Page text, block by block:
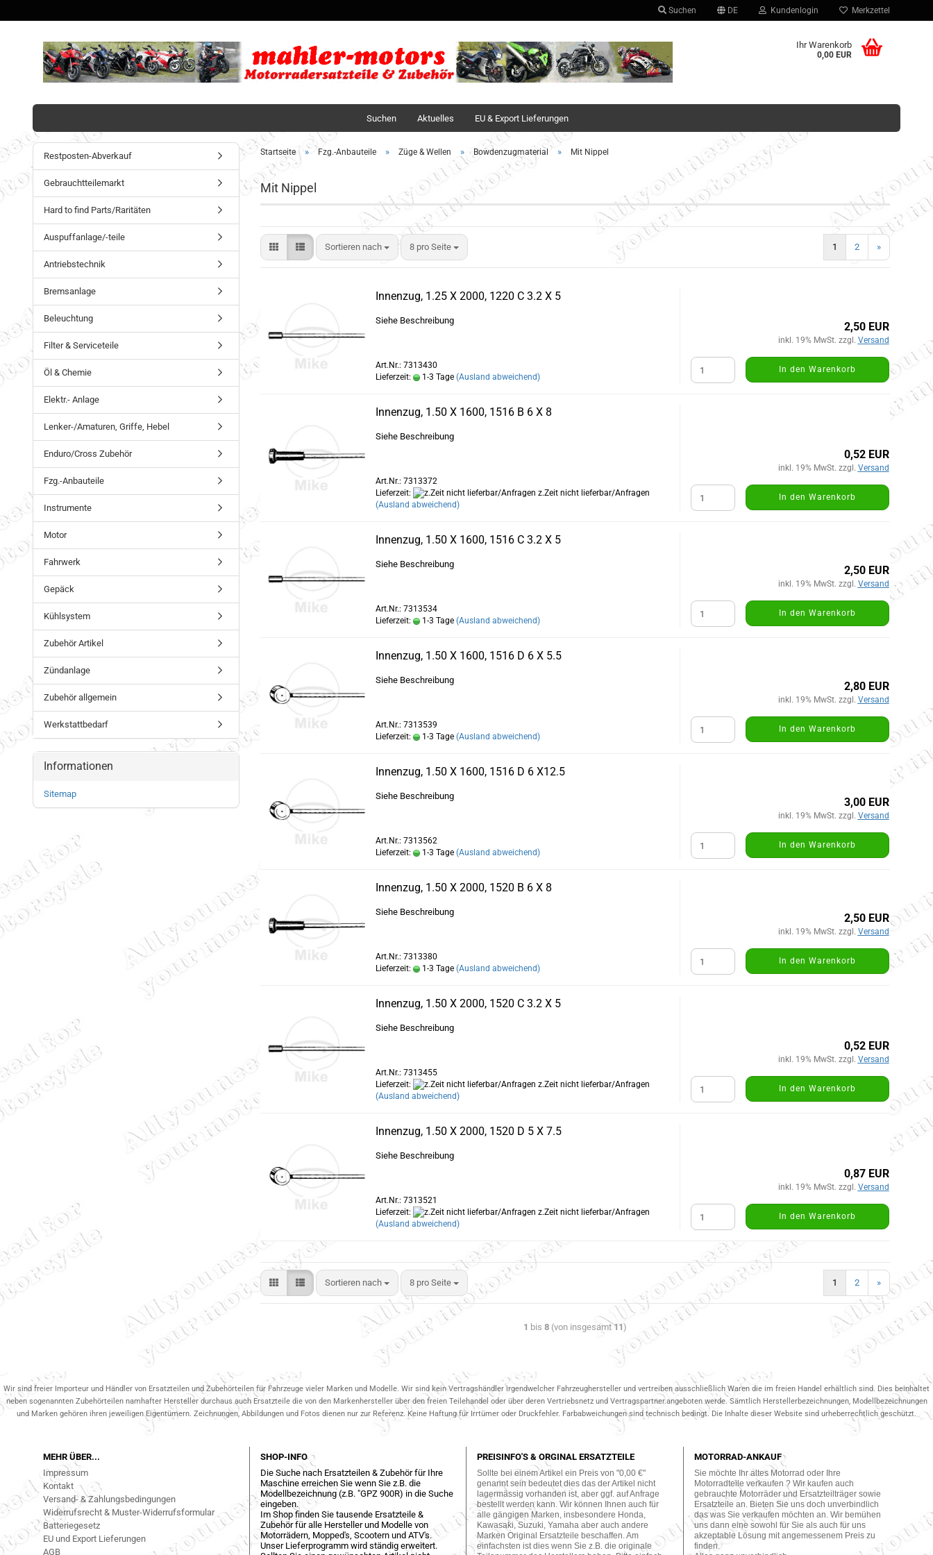
Suchen DE
Sprache auswählen
Kundenlogin
Konto erstellen
Passwort vergessen?
Merkzettel
Ihr Warenkorb
0,00 EUR
Suchen Aktuelles EU & Export Lieferungen
Startseite » Fzg.-Anbauteile » Züge & Wellen » Bowdenzugmaterial » Mit Nippel
Mit Nippel
Sortieren nach 8 pro Seite 1 2 »
Innenzug, 1.25 X 2000, 1220 C 3.2 X 5
Siehe Beschreibung
Art.Nr.: 7313430
Lieferzeit:
1-3 Tage (Ausland abweichend)
2,50 EUR
inkl. 19% MwSt. zzgl. Versand
In den Warenkorb
Innenzug, 1.50 X 1600, 1516 B 6 X 8
Siehe Beschreibung
Art.Nr.: 7313372
Lieferzeit:
z.Zeit nicht lieferbar/Anfragen
(Ausland abweichend)
0,52 EUR
inkl. 19% MwSt. zzgl. Versand
In den Warenkorb
Innenzug, 1.50 X 1600, 1516 C 3.2 X 5
Siehe Beschreibung
Art.Nr.: 7313534
Lieferzeit:
1-3 Tage (Ausland abweichend)
2,50 EUR
inkl. 19% MwSt. zzgl. Versand
In den Warenkorb
Innenzug, 1.50 X 1600, 1516 D 6 X 5.5
Siehe Beschreibung
Art.Nr.: 7313539
Lieferzeit:
1-3 Tage (Ausland abweichend)
2,80 EUR
inkl. 19% MwSt. zzgl. Versand
In den Warenkorb
Innenzug, 1.50 X 1600, 1516 D 6 X12.5
Siehe Beschreibung
Art.Nr.: 7313562
Lieferzeit:
1-3 Tage (Ausland abweichend)
3,00 EUR
inkl. 19% MwSt. zzgl. Versand
In den Warenkorb
Innenzug, 1.50 X 2000, 1520 B 6 X 8
Siehe Beschreibung
Art.Nr.: 7313380
Lieferzeit:
1-3 Tage (Ausland abweichend)
2,50 EUR
inkl. 19% MwSt. zzgl. Versand
In den Warenkorb
Innenzug, 1.50 X 2000, 1520 C 3.2 X 5
Siehe Beschreibung
Art.Nr.: 7313455
Lieferzeit:
z.Zeit nicht lieferbar/Anfragen
(Ausland abweichend)
0,52 EUR
inkl. 19% MwSt. zzgl. Versand
In den Warenkorb
Innenzug, 1.50 X 2000, 1520 D 5 X 7.5
Siehe Beschreibung
Art.Nr.: 7313521
Lieferzeit:
z.Zeit nicht lieferbar/Anfragen
(Ausland abweichend)
0,87 EUR
inkl. 19% MwSt. zzgl. Versand
In den Warenkorb
Sortieren nach 8 pro Seite 1 2 »
1 bis 8(von insgesamt11)
Restposten-Abverkauf
Gebrauchtteilemarkt
Hard to find Parts/Raritäten
Auspuffanlage/-teile
Antriebstechnik
Bremsanlage
Beleuchtung
Filter & Serviceteile
Öl & Chemie
Elektr.- Anlage
Lenker-/Amaturen, Griffe, Hebel
Enduro/Cross Zubehör
Fzg.-Anbauteile
Instrumente
Motor
Fahrwerk
Gepäck
Kühlsystem
Zubehör Artikel
Zündanlage
Zubehör allgemein
Werkstattbedarf
Informationen
Sitemap
Wir sind freier Importeur und Händler von Ersatzteilen und Zubehörteilen für Fahrzeuge vieler Marken und Modelle. Wir sind kein Vertragshändler irgendwelcher Fahrzeughersteller und vertreiben ausschließlich Waren die im freien Handel erhältlich sind. Dies beinhaltet
neben sogenannten Zubehörteilen namhafter Hersteller durchaus auch Ersatzteile die von den Markenhersteller über den freien Teilehandel oder über deren Vertriebsnetz und Vertragspartner.angeboten werde. Sämtlich Herstellerbezeichnungen, Modellbezeichnungen
und Marken gehören ihren jeweiligen Eigentümern. Zeichnungen, Abbildungen und Fotos dienen nur zur Referenz. Keine Haftung für Irrtümer oder Druckfehler. Farbabweichungen sind technisch bedingt. Die Inhalte dieser Website sind urheberrechtlich geschützt.
MEHR ÜBER...
Impressum
Kontakt
Versand- & Zahlungsbedingungen
Widerrufsrecht & Muster-Widerrufsformular
Batteriegesetz
EU und Export Lieferungen
AGB
SHOP-INFO
Die Suche nach Ersatzteilen & Zubehör für Ihre
Maschine erreichen Sie wenn Sie z.B. die
Modellbezeichnung (z.B. "GPZ 900R) in die Suche
eingeben.
Im Shop finden Sie tausende Ersatzteile &
Zubehör für alle Hersteller und Modelle von
Motorrädern, Mopped's, Scootern und ATV's.
Unser Lieferprogramm wird ständig erweitert.
PREISINFO'S & ORGINAL ERSATZTEILE
Sollte bei einem Artikel ein Preis von "0,00 €"
genannt sein bedeutet dies das der Artikel nicht
lagermässig vorhanden ist, aber ggf. auf Anfrage
bestellt werden kann. Wir können Ihnen auch für
alle gängigen Marken, insbesondere Honda,
Kawasaki, Suzuki, Yamaha aber auch andere
Marken Original Ersatzteile beschaffen. Am
einfachsten ist dies wenn Sie z.B. die originale
MOTORRAD-ANKAUF
Sie möchte Ihr altes Motorrad oder Ihre
Motorradteile verkaufen ? Wir kaufen auch
gebrauchte Motorräder und Ersatzteilträger sowie
Ersatzteile an. Bieten Sie uns doch unverbindlich
das was Sie verkaufen möchten an. Wir bemühen
uns dann eine sowohl für Sie als auch für uns
akzeptable Lösung mit angemessenem Preis zu
finden.